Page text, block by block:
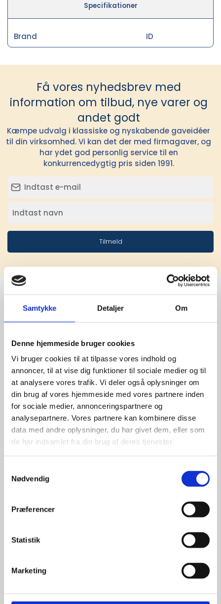
Samtykke Detaljer Om
Denne hjemmeside bruger cookies
Vi bruger cookies til at tilpasse vores indhold og
annoncer, til at vise dig funktioner til sociale medier og til
at analysere vores trafik. Vi deler også oplysninger om
din brug af vores hjemmeside med vores partnere inden
for sociale medier, annonceringspartnere og
analysepartnere. Vores partnere kan kombinere disse
data med andre oplysninger, du har givet dem, eller som
de har indsamlet fra din brug af deres tjenester.
Nødvendig
Præferencer
Statistik
Marketing
Specifikationer
Brand ID
Få vores nyhedsbrev med
information om tilbud, nye varer og
andet godt
Kæmpe udvalg i klassiske og nyskabende gaveidéer
til din virksomhed. Vi kan det der med firmagaver, og
har ydet god personlig service til en
konkurrencedygtig pris siden 1991.
Tilmeld
Stærke
leverandører
giver større
udvalg
For at sikre høj kvalitet og stor
leveringssikkerhed samarbejder vi
med de største og mest
anerkendte leverandører inden for
idé til et konkret produkt, eller et